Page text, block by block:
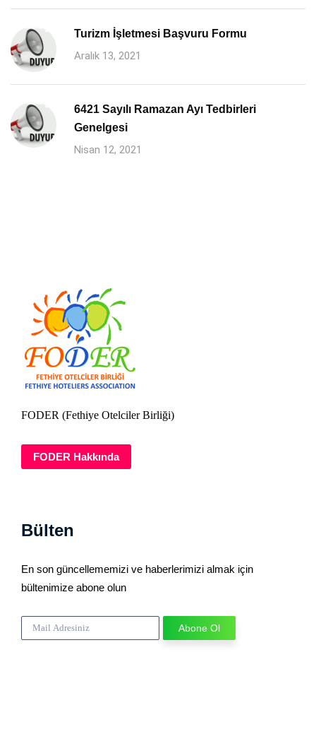
Turizm İşletmesi Başvuru Formu
Aralık 13, 2021
6421 Sayılı Ramazan Ayı Tedbirleri
Genelgesi
Nisan 12, 2021
FODER (Fethiye Otelciler Birliği)
FODER Hakkında
Bülten
En son güncellememizi ve haberlerimizi almak için
bültenimize abone olun